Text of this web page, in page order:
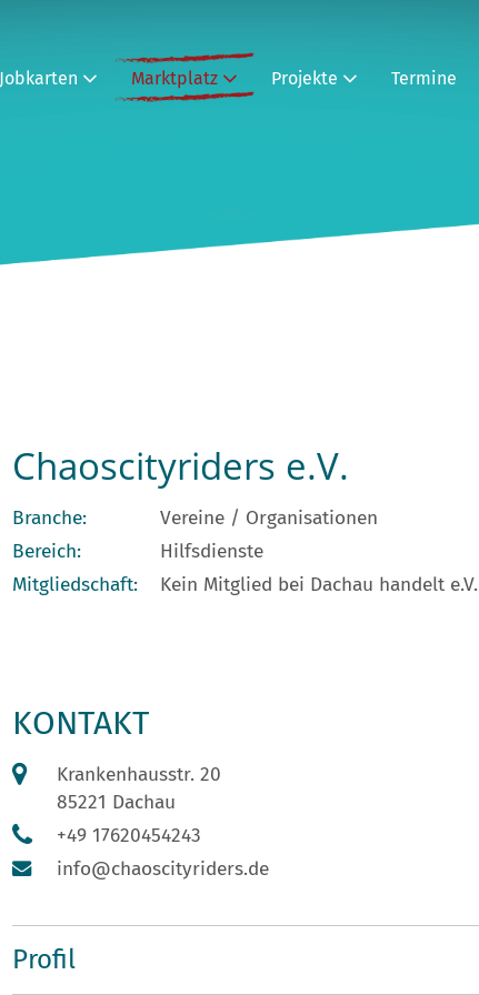
Marktplatz Projekte Termine
Chaoscityriders e.V.
Branche:
Vereine / Organisationen
Bereich:
Hilfsdienste
Mitgliedschaft:
Kein Mitglied bei Dachau handelt e.V.
KONTAKT
Krankenhausstr. 20
85221 Dachau
+49 17620454243
info@chaoscityriders.de
Profil